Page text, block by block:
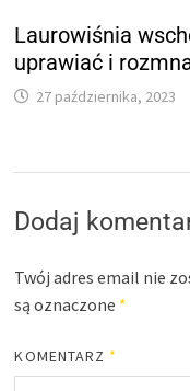
Laurowiśnia
uprawiać i
27 października, 2023
Dodaj
Twój adres email nie
są oznaczone *
KOMENTARZ *